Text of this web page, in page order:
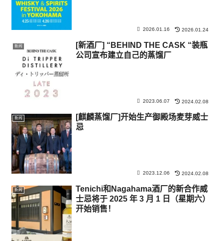
2026.01.16 2026.01.24
新闻
[新酒厂] “BEHIND THE CASK “装瓶
公司宣布建立自己的蒸馏厂
2023.06.07 2024.02.08
新闻
[麒麟蒸馏厂]开始生产御殿场麦芽威士
忌
2023.12.06 2024.02.08
新闻
Tenichi和Nagahama酒厂的新合作威
士忌将于 2025 年 3 月 1 日（星期六）
开始销售！